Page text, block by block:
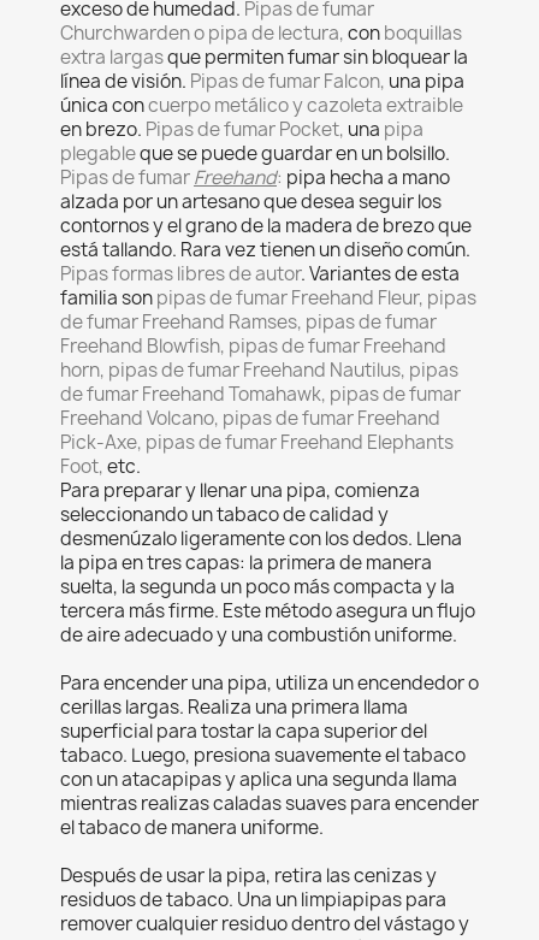
exceso de humedad. Pipas de fumar
Churchwarden o pipa de lectura,conboquillas
extra largasque permiten fumar sin bloquear la
línea de visión. Pipas de fumar Falcon, una pipa
única concuerpo metálico y cazoleta extraible
en brezo. Pipas de fumar Pocket, una pipa
plegableque se puede guardar en un bolsillo.
Pipas de fumarFreehand: pipa hecha a mano
alzada por un artesano que desea seguir los
contornos y el grano de la madera de brezo que
está tallando. Rara vez tienen un diseño común.
Pipas formas libres de autor. Variantes de esta
familia sonpipas de fumar Freehand Fleur, pipas
de fumar Freehand Ramses, pipas de fumar
Freehand Blowfish, pipas de fumar Freehand
horn, pipas de fumar Freehand Nautilus, pipas
de fumar Freehand Tomahawk, pipas de fumar
Freehand Volcano, pipas de fumar Freehand
Pick-Axe, pipas de fumar Freehand Elephants
Foot,etc.
Para preparar y llenar una pipa, comienza
seleccionando un tabaco de calidad y
desmenúzalo ligeramente con los dedos. Llena
la pipa en tres capas: la primera de manera
suelta, la segunda un poco más compacta y la
tercera más firme. Este método asegura un flujo
de aire adecuado y una combustión uniforme.
Para encender una pipa, utiliza un encendedor o
cerillas largas. Realiza una primera llama
superficial para tostar la capa superior del
tabaco. Luego, presiona suavemente el tabaco
con un atacapipas y aplica una segunda llama
mientras realizas caladas suaves para encender
el tabaco de manera uniforme.
Después de usar la pipa, retira las cenizas y
residuos de tabaco. Una un limpiapipas para
remover cualquier residuo dentro del vástago y